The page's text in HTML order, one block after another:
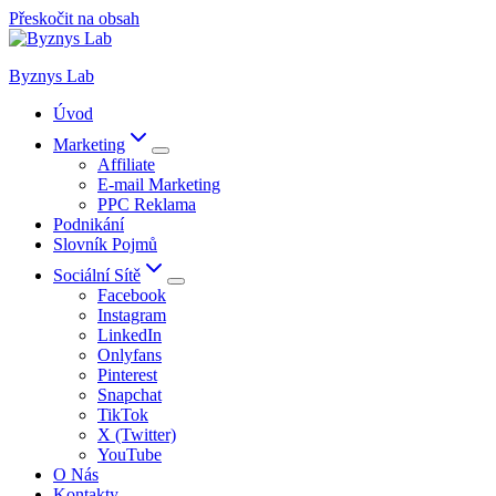
Přeskočit na obsah
Byznys Lab
Úvod
Marketing
Affiliate
E-mail Marketing
PPC Reklama
Podnikání
Slovník Pojmů
Sociální Sítě
Facebook
Instagram
LinkedIn
Onlyfans
Pinterest
Snapchat
TikTok
X (Twitter)
YouTube
O Nás